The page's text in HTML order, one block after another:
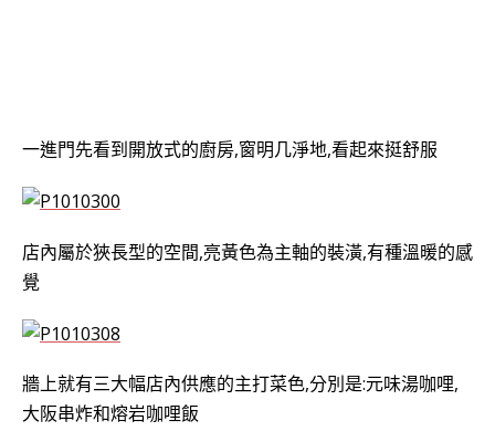
一進門先看到開放式的廚房,窗明几淨地,看起來挺舒服
店內屬於狹長型的空間,亮黃色為主軸的裝潢,有種溫暖的感
覺
牆上就有三大幅店內供應的主打菜色,分別是:元味湯咖哩,
大阪串炸和熔岩咖哩飯